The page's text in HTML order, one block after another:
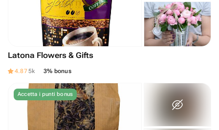
Latona Flowers & Gifts
4.875k 3% bonus
Accetta i punti bonus